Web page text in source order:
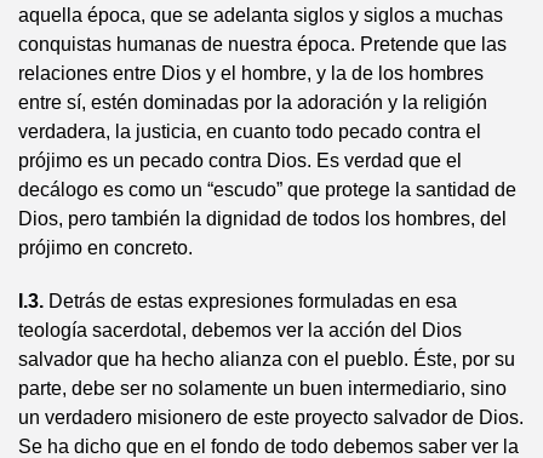
aquella época, que se adelanta siglos y siglos a muchas
conquistas humanas de nuestra época. Pretende que las
relaciones entre Dios y el hombre, y la de los hombres
entre sí, estén dominadas por la adoración y la religión
verdadera, la justicia, en cuanto todo pecado contra el
prójimo es un pecado contra Dios. Es verdad que el
decálogo es como un “escudo” que protege la santidad de
Dios, pero también la dignidad de todos los hombres, del
prójimo en concreto.
I.3. Detrás de estas expresiones formuladas en esa
teología sacerdotal, debemos ver la acción del Dios
salvador que ha hecho alianza con el pueblo. Éste, por su
parte, debe ser no solamente un buen intermediario, sino
un verdadero misionero de este proyecto salvador de Dios.
Se ha dicho que en el fondo de todo debemos saber ver la